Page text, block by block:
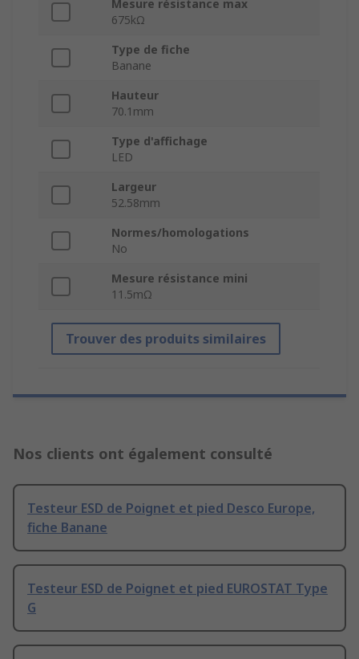
Mesure résistance max
675kΩ
Type de fiche
Banane
Hauteur
70.1mm
Type d'affichage
LED
Largeur
52.58mm
Normes/homologations
No
Mesure résistance mini
11.5mΩ
Trouver des produits similaires
Nos clients ont également consulté
Testeur ESD de Poignet et pied Desco Europe,
fiche Banane
Testeur ESD de Poignet et pied EUROSTAT Type
G